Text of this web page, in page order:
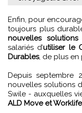
Enfin, pour encourager des déplacements domicile-travail
toujours plus
nouvelles
salariés d’utiliser le
Durables, de plus en
Depuis septembre
nouvelles solutions
Swile - auxquelles
ALD Move et Worklife